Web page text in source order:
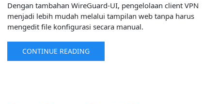
Dengan tambahan WireGuard-UI, pengelolaan client VPN
menjadi lebih mudah melalui tampilan web tanpa harus
mengedit file konfigurasi secara manual.
CONTINUE READING